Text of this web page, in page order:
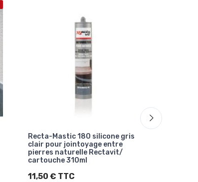
Recta-Mastic 180 silicone gris
clair pour jointoyage entre
pierres naturelle Rectavit/
cartouche 310ml
11,50 € TTC